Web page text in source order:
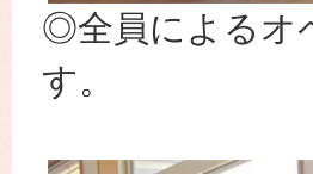
◎全員によるオ
す。